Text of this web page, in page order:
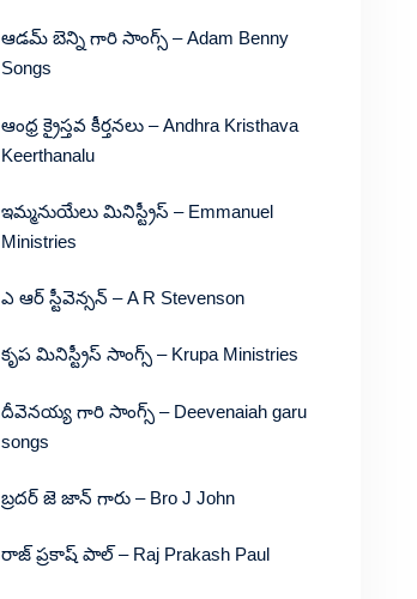
ఆడమ్ బెన్ని గారి సాంగ్స్ – Adam Benny
Songs
ఆంధ్ర క్రైస్తవ కీర్తనలు – Andhra Kristhava
Keerthanalu
ఇమ్మనుయేలు మినిస్ట్రీస్ – Emmanuel
Ministries
ఎ ఆర్ స్టీవెన్సన్ – A R Stevenson
కృప మినిస్ట్రీస్ సాంగ్స్ – Krupa Ministries
దీవెనయ్య గారి సాంగ్స్ – Deevenaiah garu
songs
బ్రదర్ జె జాన్ గారు – Bro J John
రాజ్ ప్రకాష్ పాల్ – Raj Prakash Paul